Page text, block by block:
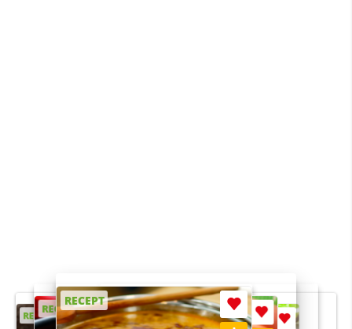
RECEPT
RECEPT
RECEPT
RECEPT
RECEPT